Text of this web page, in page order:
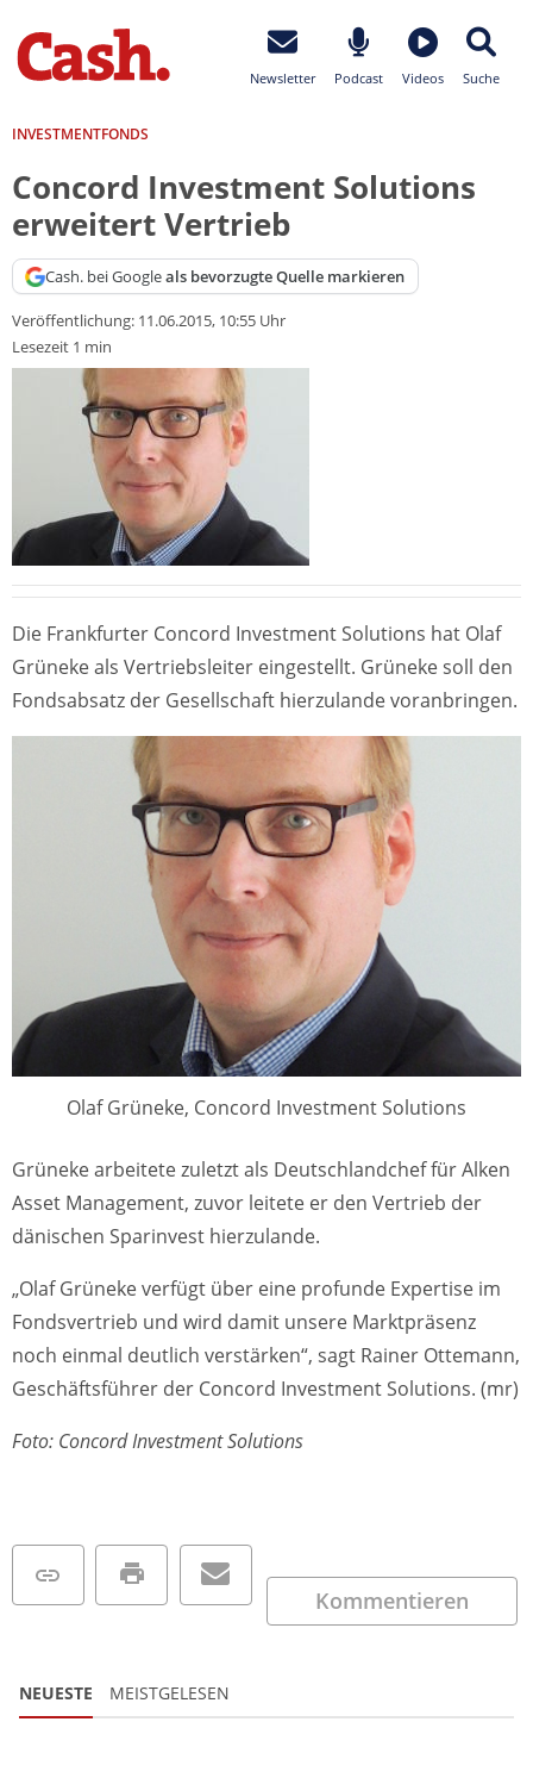
Newsletter Podcast Videos Suche
INVESTMENTFONDS
Concord Investment Solutions
erweitert Vertrieb
Cash. bei Googleals bevorzugte Quelle markieren
Veröffentlichung: 11.06.2015, 10:55 Uhr
Lesezeit 1 min
Die Frankfurter Concord Investment Solutions hat Olaf
Grüneke als Vertriebsleiter eingestellt. Grüneke soll den
Fondsabsatz der Gesellschaft hierzulande voranbringen.
Olaf Grüneke, Concord Investment Solutions
Grüneke arbeitete zuletzt als Deutschlandchef für Alken
Asset Management, zuvor leitete er den Vertrieb der
dänischen Sparinvest hierzulande.
„Olaf Grüneke verfügt über eine profunde Expertise im
Fondsvertrieb und wird damit unsere Marktpräsenz
noch einmal deutlich verstärken“, sagt Rainer Ottemann,
Geschäftsführer der Concord Investment Solutions. (mr)
Foto: Concord Investment Solutions
Kommentieren
NEUESTE MEISTGELESEN